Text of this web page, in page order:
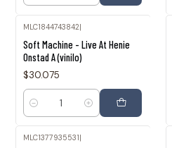
MLC1844743842|
Soft Machine - Live At Henie
Onstad A (vinilo)
$30.075
Cantidad
MLC1377935531